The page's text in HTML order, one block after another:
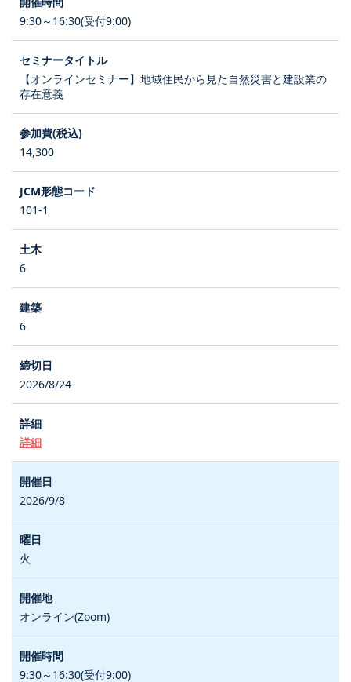
9:30～16:30(受付9:00)
【オンラインセミナー】地域住民から見た自然災害と建設業の
存在意義
14,300
101-1
6
6
2026/8/24
詳細
2026/9/8
火
オンライン(Zoom)
9:30～16:30(受付9:00)